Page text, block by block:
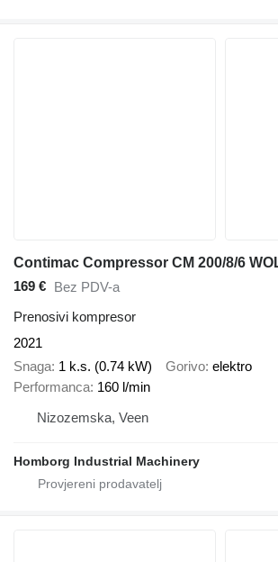
169 € Bez PDV-a
Prenosivi kompresor
2021
Snaga 1 k.s. (0.74 kW) Gorivo elektro
Performanca 160 l/min
Nizozemska, Veen
Homborg Industrial Machinery